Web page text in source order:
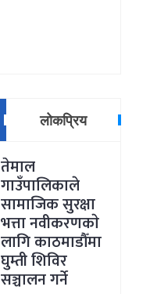
लोकप्रिय
तेमाल
गाउँपालिकाले
सामाजिक सुरक्षा
भत्ता नवीकरणकाे
लागि काठमाडौँमा
घुम्ती शिविर
सञ्चालन गर्ने